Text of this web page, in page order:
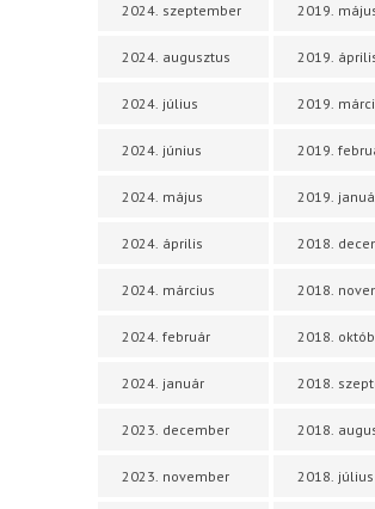
2024. szeptember
2024. augusztus
2024. július
2024. június
2024. május
2024. április
2024. március
2024. február
2024. január
2023. december
2023. november
2019.
2019.
2019.
2019.
2019.
2018.
2018.
2018.
2018.
2018.
2018. július